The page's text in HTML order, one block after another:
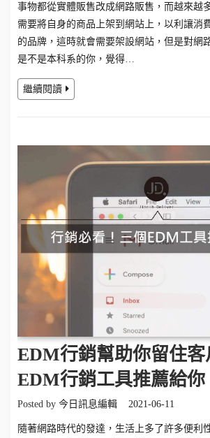
事物都從實體販售改成網路販售，而越來越
需要將自身的商品上架到網站上，以利讓消
的品牌，這時就會需要架設網站，但是對網
是不是本科系的你，覺得…
繼續閱讀
EDM行銷幫助你留住客
EDM行銷工具推薦給你
Posted by 今日訊息編輯 2021-06-11
隨著網路時代的發達，生活上多了許多便利